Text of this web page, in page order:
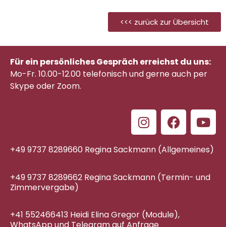
<<< zurück zur Übersicht
Für ein persönliches Gespräch erreichst du uns:
Mo-Fr. 10.00-12.00 telefonischund gerne auch per
Skype oder Zoom.
+49 9737 8289660 Regina Sackmann (Allgemeines)
+49 9737 8289662 Regina Sackmann (Termin- und
Zimmervergabe)
+41 552466413 Heidi Elina Gregor (Module),